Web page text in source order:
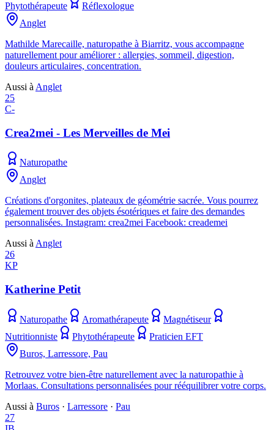
Phytothérapeute
Réflexologue
Anglet
Mathilde Marecaille, naturopathe à Biarritz, vous accompagne
naturellement pour améliorer : allergies, sommeil, digestion,
douleurs articulaires, concentration.
Aussi à Anglet
25
C-
Crea2mei - Les Merveilles de Mei
Naturopathe
Anglet
Créations d'orgonites, plateaux de géométrie sacrée. Vous pourrez
également trouver des objets ésotériques et faire des demandes
personnalisées. Instagram: crea2mei Facebook: creademei
Aussi àAnglet
26
KP
Katherine Petit
Naturopathe Aromathérapeute
Magnétiseur
Nutritionniste
Phytothérapeute
Praticien EFT
Buros, Larressore, Pau
Retrouvez votre bien-être naturellement avec la naturopathie à
Morlaas. Consultations personnalisées pour rééquilibrer votre corps.
Aussi à Buros · Larressore · Pau
27